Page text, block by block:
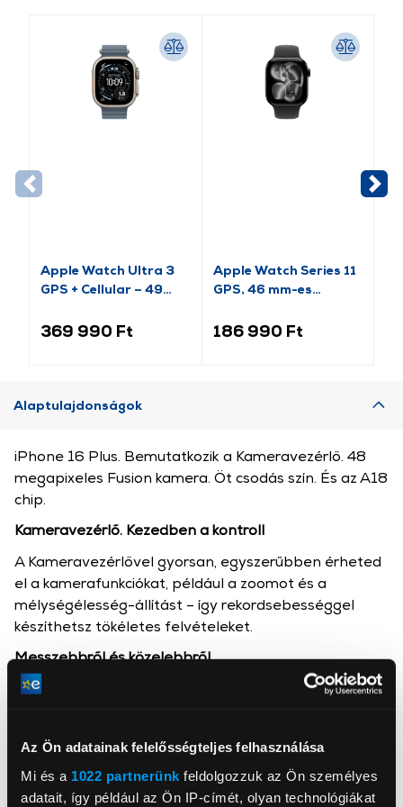
Az Ön adatainak felelősségteljes felhasználása
Mi és a 1022 partnerünk feldolgozzuk az Ön személyes
adatait, így például az Ön IP-címét, olyan technológiákat
Apple Watch Ultra 3
GPS + Cellular – 49
acélkék óceán szíj
369 990 Ft
Apple Watch Series 11
GPS, 46 mm-es
alumíniumtok, fekete
186 990 Ft
Alaptulajdonságok
iPhone 16 Plus. Bemutatkozik a Kameravezérlő. 48
megapixeles Fusion kamera. Öt csodás szín. És az A18
chip.
Kameravezérlő. Kezedben a kontroll
A Kameravezérlővel gyorsan, egyszerűbben érheted
el a kamerafunkciókat, például a zoomot és a
mélységélesség-állítást – így rekordsebességgel
készíthetsz tökéletes felvételeket.
Messzebbről és közelebbről
A fejlettebb ultraszéles látószögű, autofókuszos
Fusion kamerát a lenyűgöző, nagy felbontású
képekhez, és zoomolj az optikai minőségű kétszeres
telefotóval.